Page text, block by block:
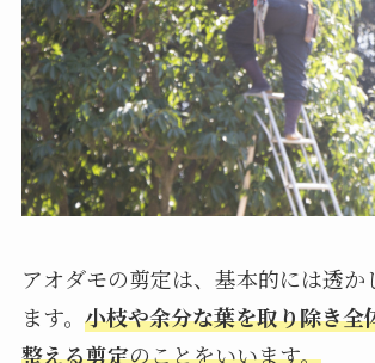
アオダモの剪定は、基本的には透か
ます。 小枝や余分な葉を取り除き全
整える剪定のことをいいます。